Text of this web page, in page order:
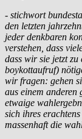
- stichwort
den letzten
jeder denkbaren
verstehen, dass
dass wir sie jetzt
boykottaufruf)
wir fragen: gehen
aus einem
etwaige
sich ihres
massenhaft die